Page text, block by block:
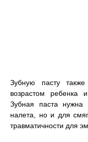
Зубную пасту
возрастом ребенка
Зубная паста нужна
налета, но и для
травматичности для